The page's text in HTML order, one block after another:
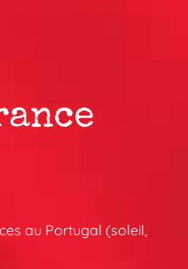
au Portugal (soleil,